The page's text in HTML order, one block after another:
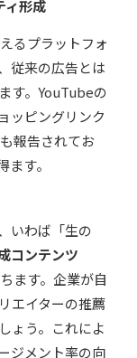
ィ形成
るプラットフォ
従来の広告とは
す。YouTubeの
ッピングリンク
報告されてお
す。
いわば「生の
コンテンツ
ます。企業が自
エイターの推薦
ょう。これによ
ジメント率の向